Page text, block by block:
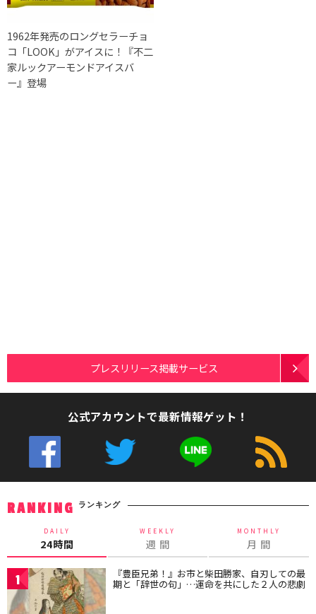
1962年発売のロングセラーチョ
コ「LOOK」がアイスに！『不二
家ルックアーモンドアイスバ
ー』登場
プレスリリース掲載サービス
公式アカウントで最新情報ゲット！
RANKING ランキング
DAILY
24時間
WEEKLY
週 間
MONTHLY
月 間
1 『豊臣兄弟！』お市と柴田勝家、自刃しての最
期と「辞世の句」…運命を共にした２人の悲劇